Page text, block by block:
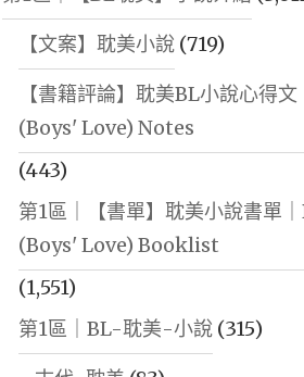
【文案】耽美小說(719)
【書籍評論】耽美BL小說心得
(Boys' Love) Notes
(443)
第1區｜【書單】耽美小說書單
(Boys' Love) Booklist
(1,551)
第1區｜BL-耽美-小說(315)